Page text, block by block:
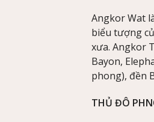
Angkor Wat
biểu tượng
xưa. Angkor
Bayon,
phong), đền
THỦ ĐÔ